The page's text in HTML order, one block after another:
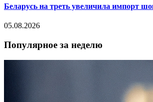
Беларусь на треть увеличила импорт
05.08.2026
Популярное за неделю